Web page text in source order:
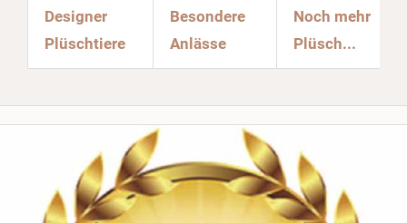
Designer
Plüschtiere
Besondere
Anlässe
Noch mehr
Plüsch...